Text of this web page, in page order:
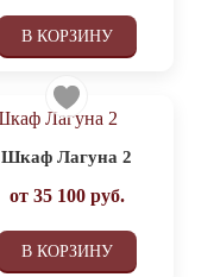
В КОРЗИНУ
Шкаф Лагуна 2
от 35 100руб.
В КОРЗИНУ